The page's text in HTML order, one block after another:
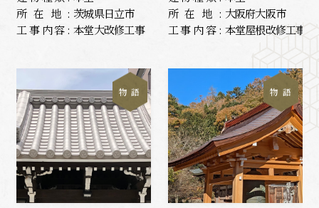
所在地: 茨城県日立市
工事内容: 本堂大改修工事
所在地: 大阪府大阪市
工事内容: 本堂屋根改修工事
物 語 物 語